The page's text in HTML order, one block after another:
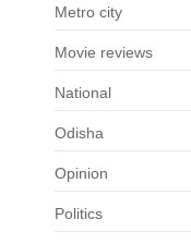
Metro city
Movie reviews
National
Odisha
Opinion
Politics